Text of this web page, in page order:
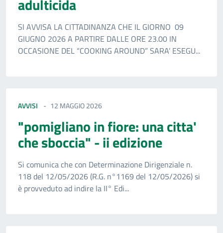
adulticida
SI AVVISA LA CITTADINANZA CHE IL GIORNO 09
GIUGNO 2026 A PARTIRE DALLE ORE 23.00 IN
OCCASIONE DEL “COOKING AROUND” SARA’ ESEGU...
AVVISI 12 MAGGIO 2026
"pomigliano in fiore: una citta'
che sboccia" - ii edizione
Si comunica che con Determinazione Dirigenziale n.
118 del 12/05/2026 (R.G. n°1169 del 12/05/2026) si
è provveduto ad indire la II° Edi...